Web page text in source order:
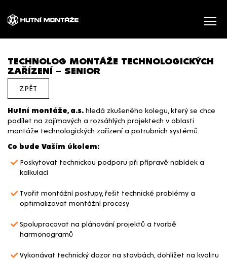
TECHNOLOG MONTÁŽE TECHNOLOGICKÝCH
ZAŘÍZENÍ – SENIOR
ZPĚT
Hutní montáže, a.s. hledá zkušeného kolegu, který se chce
podílet na zajímavých a rozsáhlých projektech v oblasti
montáže technologických zařízení a potrubních systémů.
Co bude Vaším úkolem:
Poskytovat technickou podporu při přípravě nabídek a
kalkulací
Tvořit montážní postupy, řešit technické problémy a
optimalizovat montážní procesy
Spolupracovat na plánování projektů a tvorbě
harmonogramů
Vykonávat technický dozor na stavbách, dohlížet na kvalitu